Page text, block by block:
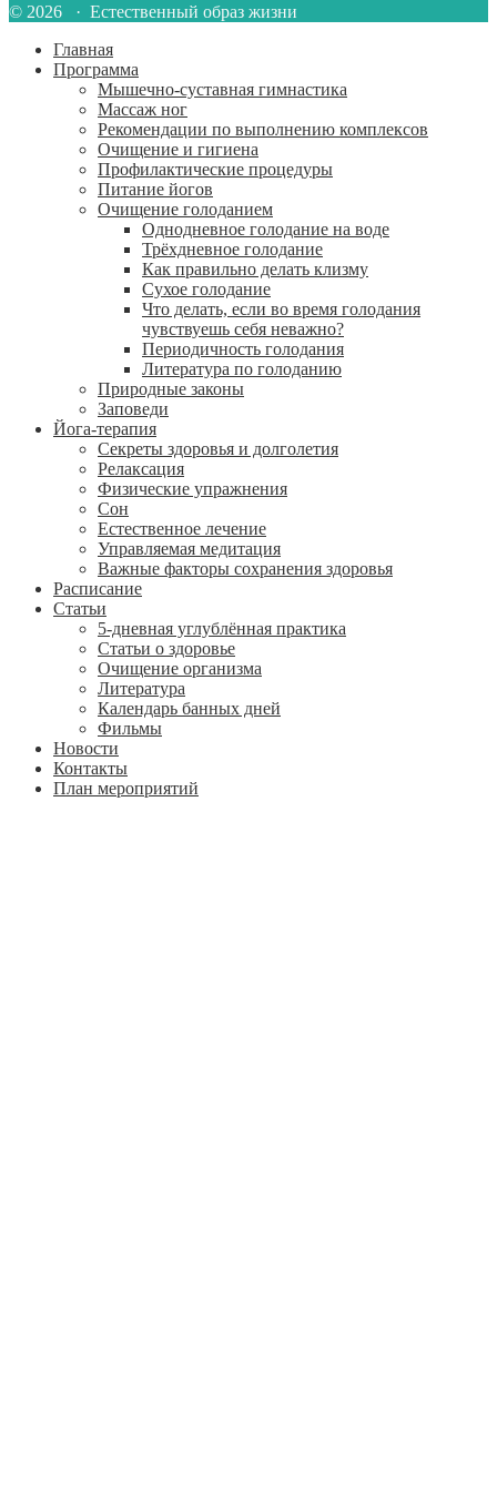
© 2026 · Естественный образ жизни
Главная
Программа
Мышечно-суставная гимнастика
Массаж ног
Рекомендации по выполнению комплексов
Очищение и гигиена
Профилактические процедуры
Питание йогов
Очищение голоданием
Однодневное голодание на воде
Трёхдневное голодание
Как правильно делать клизму
Сухое голодание
Что делать, если во время голодания
чувствуешь себя неважно?
Периодичность голодания
Литература по голоданию
Природные законы
Заповеди
Йога-терапия
Секреты здоровья и долголетия
Релаксация
Физические упражнения
Сон
Естественное лечение
Управляемая медитация
Важные факторы сохранения здоровья
Расписание
Статьи
5-дневная углублённая практика
Статьи о здоровье
Очищение организма
Литература
Календарь банных дней
Фильмы
Новости
Контакты
План мероприятий